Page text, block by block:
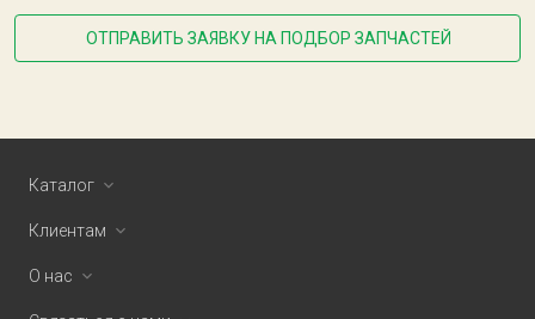
ОТПРАВИТЬ ЗАЯВКУ НА ПОДБОР ЗАПЧАСТЕЙ
Каталог
Клиентам
О нас